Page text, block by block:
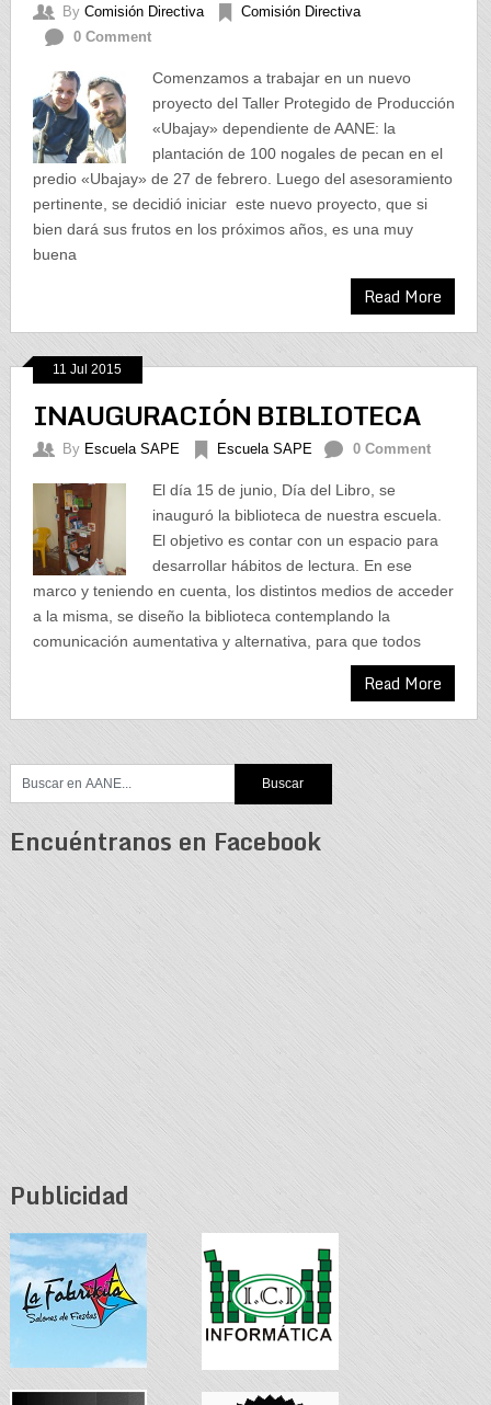
By Comisión Directiva
Comisión Directiva
0 Comment
Comenzamos a trabajar en un nuevo
proyecto del Taller Protegido de Producción
«Ubajay» dependiente de AANE: la
plantación de 100 nogales de pecan en el
predio «Ubajay» de 27 de febrero. Luego del asesoramiento
pertinente, se decidió iniciar este nuevo proyecto, que si
bien dará sus frutos en los próximos años, es una muy
buena
Read More
11 Jul 2015
INAUGURACIÓN BIBLIOTECA
By Escuela SAPE Escuela SAPE 0 Comment
El día 15 de junio, Día del Libro, se
inauguró la biblioteca de nuestra escuela.
El objetivo es contar con un espacio para
desarrollar hábitos de lectura. En ese
marco y teniendo en cuenta, los distintos medios de acceder
a la misma, se diseño la biblioteca contemplando la
comunicación aumentativa y alternativa, para que todos
Read More
Encuéntranos en Facebook
Publicidad